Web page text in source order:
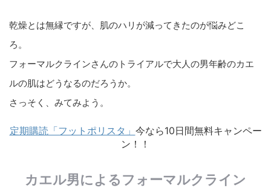
乾燥とは無縁ですが、肌のハリが減ってきたのが悩みどこ
ろ。
フォーマルクラインさんのトライアルで大人の男年齢のカエ
ルの肌はどうなるのだろうか。
さっそく、みてみよう。
定期購読「フットポリスタ」 今なら10日間無料キャンペー
ン！！
カエル男によるフォーマルクライン